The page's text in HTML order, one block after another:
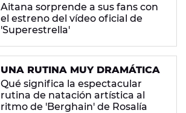
Aitana sorprende a sus fans con
el estreno del vídeo oficial de
'Superestrella'
UNA RUTINA MUY DRAMÁTICA
Qué significa la espectacular
rutina de natación artística al
ritmo de 'Berghain' de Rosalía